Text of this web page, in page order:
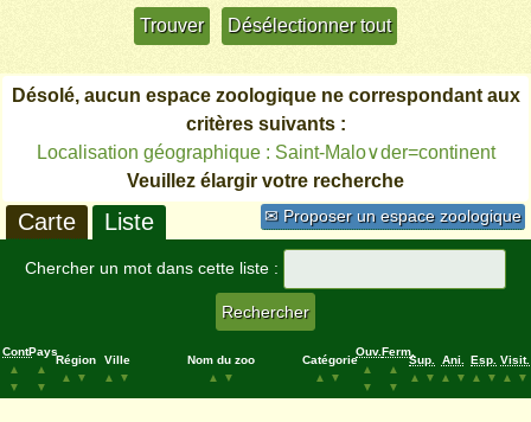
Désolé, aucun espace zoologique ne correspondant aux
critères suivants :
Localisation géographique : Saint-Malo∨der=continent
Veuillez élargir votre recherche
✉ Proposer un espace zoologique
Carte Liste
Chercher un mot dans cette liste :
Cont.
▲
▼
Pays
▲
▼
Région
▲
▼
Ville
▲
▼
Nom du zoo
▲
▼
Catégorie
▲
▼
Ouv.
▲
▼
Ferm.
▲
▼
Sup.
▲
▼
Ani.
▲
▼
Esp.
▲
▼
Visit.
▲
▼